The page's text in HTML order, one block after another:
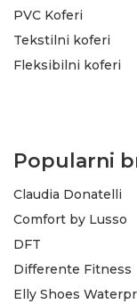
PVC Koferi
Tekstilni koferi
Fleksibilni koferi
Popularni
Claudia Donatelli
Comfort by Lusso
DFT
Differente Fitness
Elly Shoes